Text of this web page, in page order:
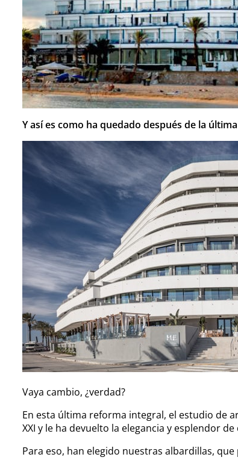
Y así es como ha quedado después de la
Vaya cambio, ¿verdad?
En esta última reforma integral, el estudio de
XXI y le ha devuelto la elegancia y esplendor
Para eso, han elegido nuestras albardillas,